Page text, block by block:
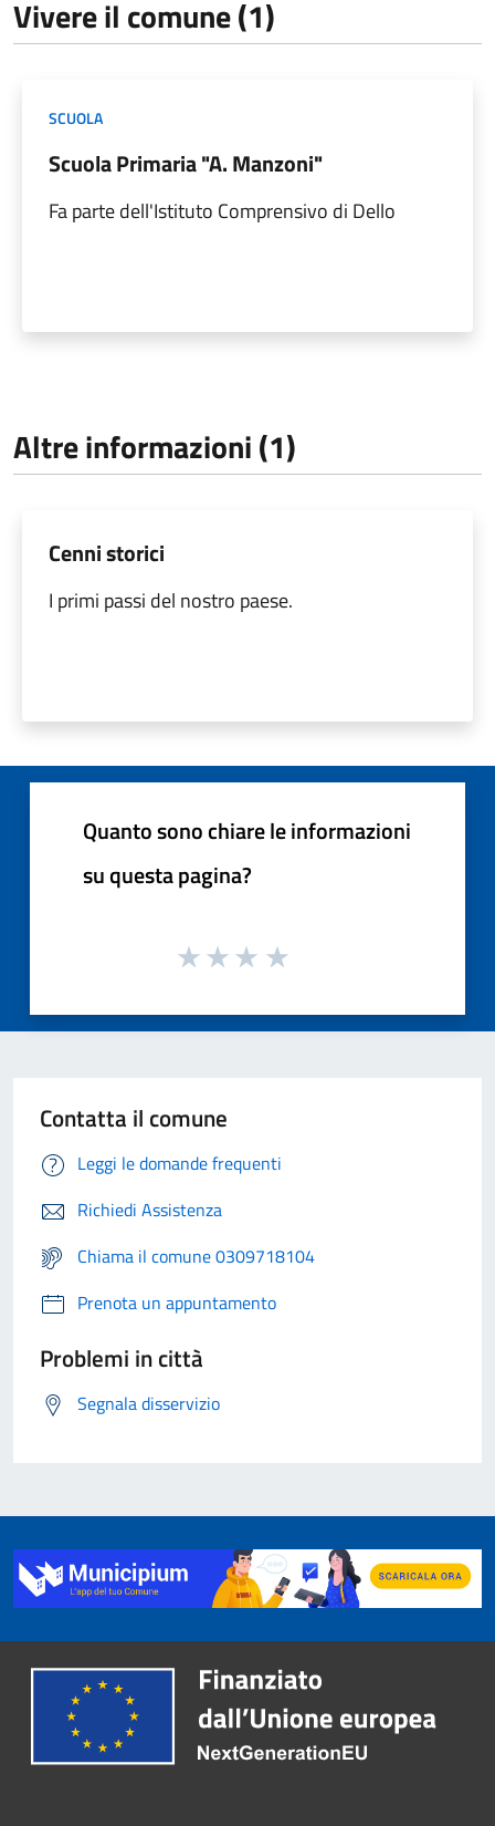
Vivere il comune (1)
SCUOLA
Scuola Primaria "A. Manzoni"
Fa parte dell'Istituto Comprensivo di Dello
Altre informazioni (1)
Cenni storici
I primi passi del nostro paese.
Quanto sono chiare le informazioni
su questa pagina?
Contatta il comune
Leggi le domande frequenti
Richiedi Assistenza
Chiama il comune 0309718104
Prenota un appuntamento
Problemi in città
Segnala disservizio